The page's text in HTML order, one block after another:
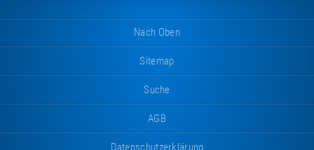
Nach Oben
Sitemap
Suche
AGB
Datenschutzerklärung